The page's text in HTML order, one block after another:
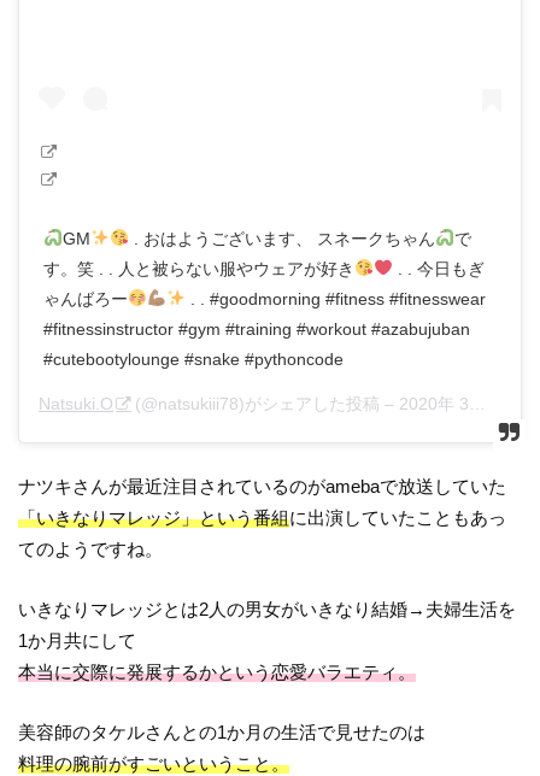
GM . おはようございます、 スネークちゃん
で
す。笑 . . 人と被らない服やウェアが好き
. . 今日もぎ
ゃんばろー
. . #goodmorning #fitness #fitnesswear
#fitnessinstructor #gym #training #workout #azabujuban
#cutebootylounge #snake #pythoncode
Natsuki.O (@natsukiii78)がシェアした投稿 – 2020年 3月月8日午後3時22分PDT
ナツキさんが最近注目されているのがamebaで放送していた
「いきなりマレッジ」という番組に出演していたこともあっ
てのようですね。
いきなりマレッジとは2人の男女がいきなり結婚→夫婦生活を
1か月共にして
本当に交際に発展するかという恋愛バラエティ。
美容師のタケルさんとの1か月の生活で見せたのは
料理の腕前がすごいということ。